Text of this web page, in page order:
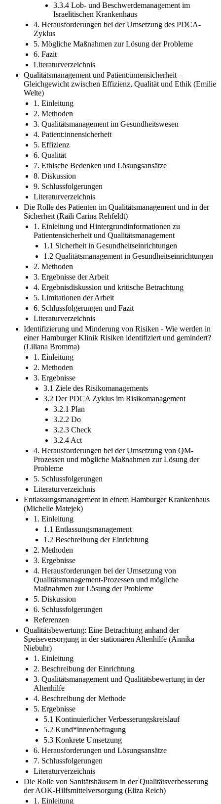
3.3.4 Lob- und Beschwerdemanagement im
Israelitischen Krankenhaus
4. Herausforderungen bei der Umsetzung des PDCA-
Zyklus
5. Mögliche Maßnahmen zur Lösung der Probleme
6. Fazit
Literaturverzeichnis
Qualitätsmanagement und Patient:innensicherheit –
Gleichgewicht zwischen Effizienz, Qualität und Ethik (Emilie
Welte)
1. Einleitung
2. Methoden
3. Qualitätsmanagement im Gesundheitswesen
4. Patient:innensicherheit
5. Effizienz
6. Qualität
7. Ethische Bedenken und Lösungsansätze
8. Diskussion
9. Schlussfolgerungen
Literaturverzeichnis
Die Rolle des Patienten im Qualitätsmanagement und in der
Sicherheit (Raili Carina Rehfeldt)
1. Einleitung und Hintergrundinformationen zu
Patientensicherheit und Qualitätsmanagement
1.1 Sicherheit in Gesundheitseinrichtungen
1.2 Qualitätsmanagement in Gesundheitseinrichtungen
2. Methoden
3. Ergebnisse der Arbeit
4. Ergebnisdiskussion und kritische Betrachtung
5. Limitationen der Arbeit
6. Schlussfolgerungen und Fazit
Literaturverzeichnis
Identifizierung und Minderung von Risiken - Wie werden in
einer Hamburger Klinik Risiken identifiziert und gemindert?
(Liliana Bromma)
1. Einleitung
2. Methoden
3. Ergebnisse
3.1 Ziele des Risikomanagements
3.2 Der PDCA Zyklus im Risikomanagement
3.2.1 Plan
3.2.2 Do
3.2.3 Check
3.2.4 Act
4. Herausforderungen bei der Umsetzung von QM-
Prozessen und mögliche Maßnahmen zur Lösung der
Probleme
5. Schlussfolgerungen
Literaturverzeichnis
Entlassungsmanagement in einem Hamburger Krankenhaus
(Michelle Matejek)
1. Einleitung
1.1 Entlassungsmanagement
1.2 Beschreibung der Einrichtung
2. Methoden
3. Ergebnisse
4. Herausforderungen bei der Umsetzung von
Qualitätsmanagement-Prozessen und mögliche
Maßnahmen zur Lösung der Probleme
5. Diskussion
6. Schlussfolgerungen
Referenzen
Qualitätsbewertung: Eine Betrachtung anhand der
Speiseversorgung in der stationären Altenhilfe (Annika
Niebuhr)
1. Einleitung
2. Beschreibung der Einrichtung
3. Qualitätsmanagement und Qualitätsbewertung in der
Altenhilfe
4. Beschreibung der Methode
5. Ergebnisse
5.1 Kontinuierlicher Verbesserungskreislauf
5.2 Kund*innenbefragung
5.3 Konkrete Umsetzung
6. Herausforderungen und Lösungsansätze
7. Schlussfolgerungen
Literaturverzeichnis
Die Rolle von Sanitätshäusern in der Qualitätsverbesserung
der AOK-Hilfsmittelversorgung (Eliza Reich)
1. Einleitung